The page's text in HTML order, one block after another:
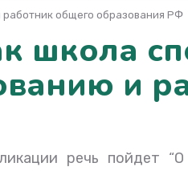
общего образования РФ
школа
и
речь пойдет